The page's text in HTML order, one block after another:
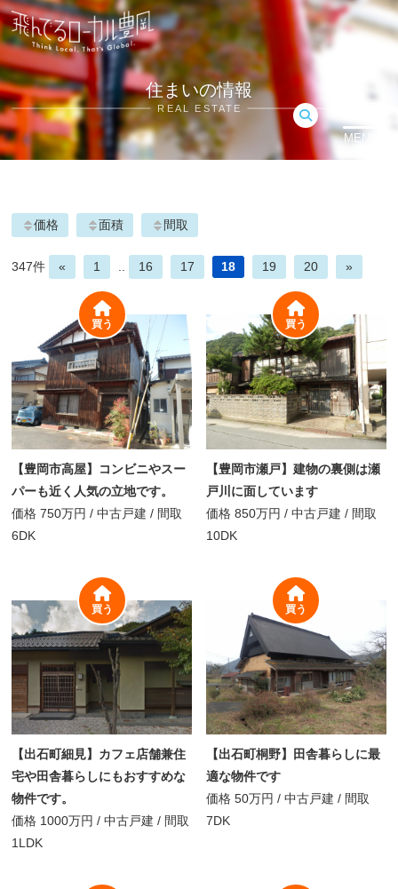
住まいの情報
REAL ESTATE
MENU
価格 面積 間取
347件 « 1 16 17 18 19 20 »
【豊岡市高屋】コンビニやスー
パーも近く人気の立地です。
価格 750万円 / 中古戸建 / 間取
6DK
買う
【豊岡市瀬戸】建物の裏側は瀬
戸川に面しています
価格 850万円 / 中古戸建 / 間取
10DK
買う
【出石町細見】カフェ店舗兼住
宅や田舎暮らしにもおすすめな
物件です。
価格 1000万円 / 中古戸建 / 間取
1LDK
買う
【出石町桐野】田舎暮らしに最
適な物件です
価格 50万円 / 中古戸建 / 間取
7DK
買う